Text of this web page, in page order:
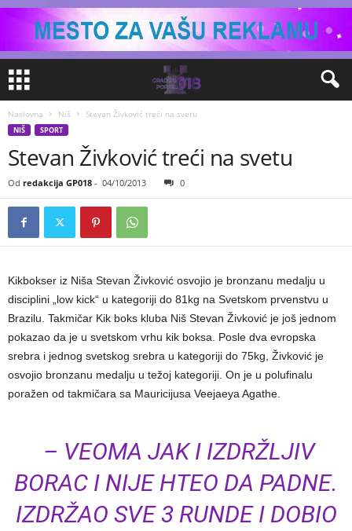
Naslovna Niš Stevan Živković treći na svetu
NIŠ SPORT
Stevan Živković treći na svetu
Od redakcija GP018 - 04/10/2013 0
Kikbokser iz Niša Stevan Živković osvojio je bronzanu medalju u
disciplini „low kick“ u kategoriji do 81kg na Svetskom prvenstvu u
Brazilu. Takmičar Kik boks kluba Niš Stevan Živković je još jednom
pokazao da je u svetskom vrhu kik boksa. Posle dva evropska
srebra i jednog svetskog srebra u kategoriji do 75kg, Živković je
osvojio bronzanu medalju u težoj kategoriji. On je u polufinalu
poražen od takmičara sa Mauricijusa Veejaeya Agathe.
– VEOMA JAK I IZDRŽLJIV
BORAC I NIJE HTEO DA PADNE.
IZDRŽAO SVE 3 RUNDE I DOBIO